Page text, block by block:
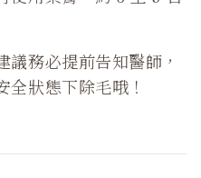
務必提前告知醫師，
狀態下除毛哦！